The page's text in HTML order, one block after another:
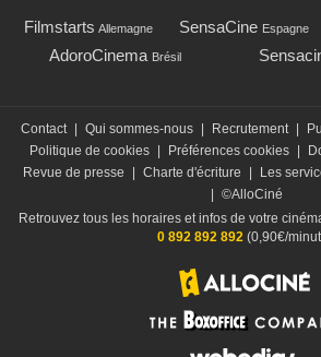
Filmstarts Allemagne SensaCine Espagne
AdoroCinema Brésil
Contact Qui sommes-nous Recrutement
Politique de cookies
Préférences cookies
Revue de presse
Charte d'écriture Les
©AlloCiné
Retrouvez tous les horaires et infos de votre
0 892 892 892(0,90€/